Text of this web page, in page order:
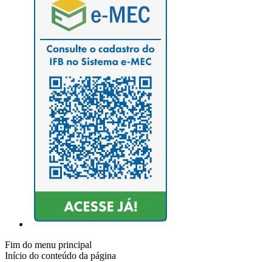
Fim do menu principal
Início do conteúdo da página